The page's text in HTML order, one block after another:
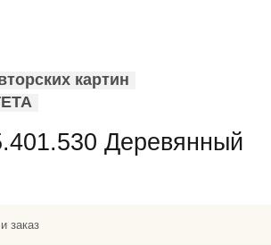
картин
Деревянный
заказ